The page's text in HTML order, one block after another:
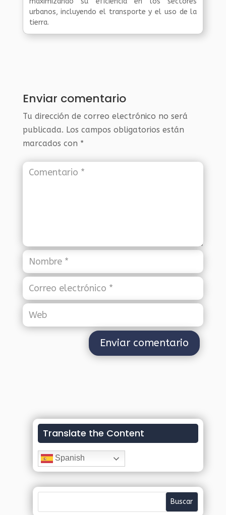
urbanos, incluyendo el transporte y el uso de la
tierra.
Enviar comentario
Tu dirección de correo electrónico no será
publicada. Los campos obligatorios están
marcados con *
Translate the Content
Spanish